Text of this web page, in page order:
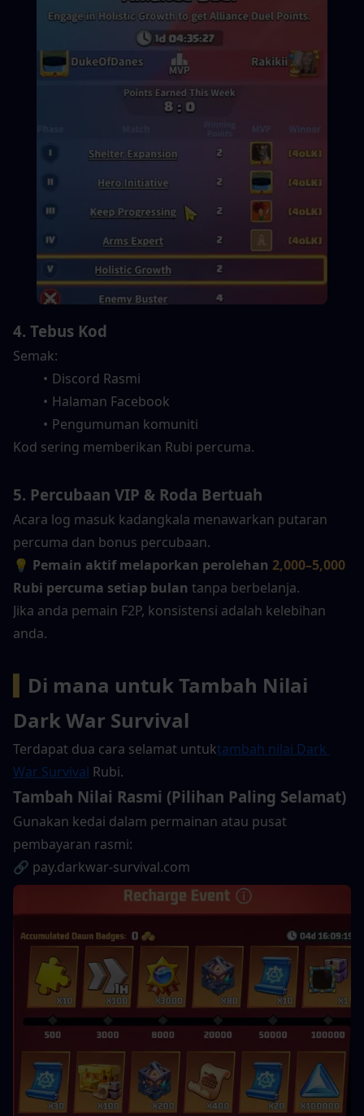
4. Tebus Kod
Semak:
Discord Rasmi
Halaman Facebook
Pengumuman komuniti
Kod sering memberikan Rubi percuma.
5. Percubaan VIP & Roda Bertuah
Acara log masuk kadangkala menawarkan putaran
percuma dan bonus percubaan.
💡 Pemain aktif melaporkan perolehan 2,000–5,000
Rubi percuma setiap bulan tanpa berbelanja.
Jika anda pemain F2P, konsistensi adalah kelebihan
anda.
Di mana untuk Tambah Nilai
Dark War Survival
Terdapat dua cara selamat untuktambah nilai Dark
War Survival Rubi.
Tambah Nilai Rasmi (Pilihan Paling Selamat)
Gunakan kedai dalam permainan atau pusat
pembayaran rasmi:
🔗 pay.darkwar-survival.com